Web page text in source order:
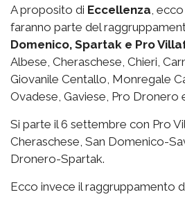
A proposito di Eccellenza,
faranno parte del
Domenico, Spartak e Pro
Albese, Cheraschese, Chieri,
Giovanile Centallo, Monregale
Ovadese, Gaviese, Pro Dronero
Si parte il 6 settembre con Pro
Cheraschese, San Domenico-
Dronero-Spartak.
Ecco invece il raggruppamento